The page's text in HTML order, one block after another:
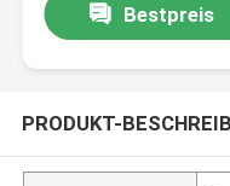
Bestpreis
PRODUKT-